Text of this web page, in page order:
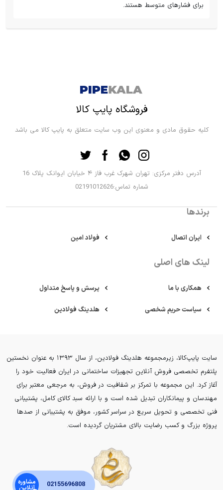
برای فشارهای متوسط هستند.
فروشگاه پایپ کالا
کلیه حقوق مادی و معنوی این وب سایت متعلق به پایپ کالا می باشد
آدرس دفتر مرکزی: تهران شهرک غرب فاز ۴ خیابان ایوانک پلاک 16
شماره تماس:02191012626
برندها
ایران اتصال فولاد امین
لینک های اصلی
همکاری با ما پرسش و پاسخ متداول
سیاست حریم شخصی هلدینگ فولادین
سایت پایپ‌کالا، زیرمجموعه هلدینگ فولادین، از سال ۱۳۹۳ به عنوان نخستین
پلتفرم تخصصی فروش آنلاین تجهیزات ساختمانی در ایران فعالیت خود را
آغاز کرد. این مجموعه با تمرکز بر شفافیت در فروش، به مرجعی معتبر برای
مهندسان و پیمانکاران تبدیل شده است و با ارائه سبد کالای کامل، پشتیبانی
فنی تخصصی و تحویل سریع در سراسر کشور، موفق به پشتیبانی از صدها
پروژه بزرگ و کسب رضایت بالای مشتریان گردیده است.
مشاوره
آنلاین 02155696808